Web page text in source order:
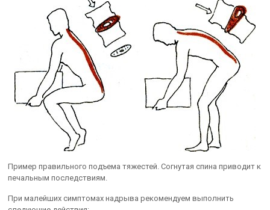
Пример правильного подъема тяжестей. Согнутая спина приводит к
печальным последствиям.
При малейших симптомах надрыва рекомендуем выполнить